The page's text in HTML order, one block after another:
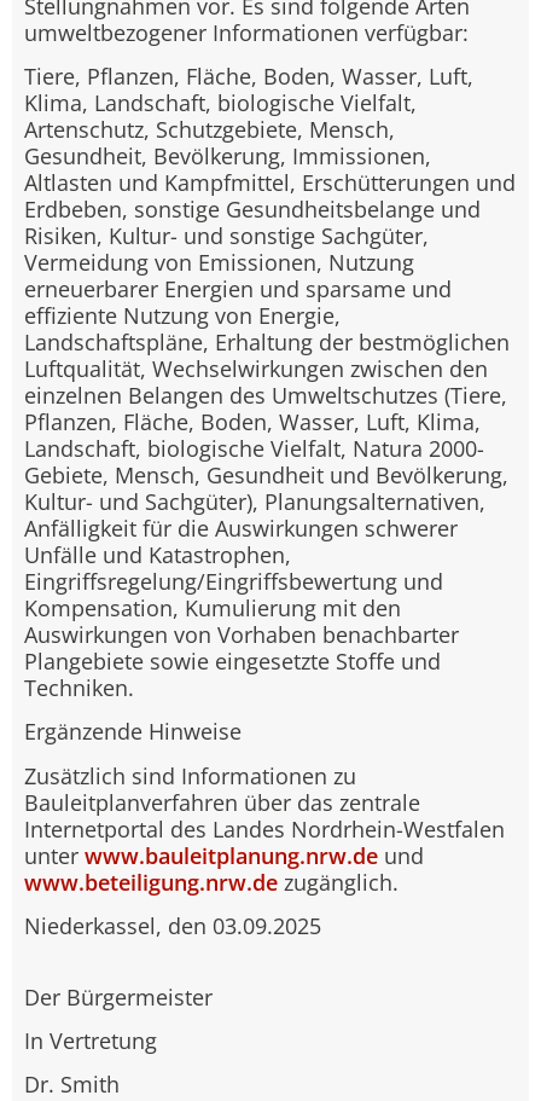
umweltbezogener Informationen verfügbar:
Tiere, Pflanzen, Fläche, Boden, Wasser, Luft,
Klima, Landschaft, biologische Vielfalt,
Artenschutz, Schutzgebiete, Mensch,
Gesundheit, Bevölkerung, Immissionen,
Altlasten und Kampfmittel, Erschütterungen und
Erdbeben, sonstige Gesundheitsbelange und
Risiken, Kultur- und sonstige Sachgüter,
Vermeidung von Emissionen, Nutzung
erneuerbarer Energien und sparsame und
effiziente Nutzung von Energie,
Landschaftspläne, Erhaltung der bestmöglichen
Luftqualität, Wechselwirkungen zwischen den
einzelnen Belangen des Umweltschutzes (Tiere,
Pflanzen, Fläche, Boden, Wasser, Luft, Klima,
Landschaft, biologische Vielfalt, Natura 2000-
Gebiete, Mensch, Gesundheit und Bevölkerung,
Kultur- und Sachgüter), Planungsalternativen,
Anfälligkeit für die Auswirkungen schwerer
Unfälle und Katastrophen,
Eingriffsregelung/Eingriffsbewertung und
Kompensation, Kumulierung mit den
Auswirkungen von Vorhaben benachbarter
Plangebiete sowie eingesetzte Stoffe und
Techniken.
Ergänzende Hinweise
Zusätzlich sind Informationen zu
Bauleitplanverfahren über das zentrale
Internetportal des Landes Nordrhein-Westfalen
unter www.bauleitplanung.nrw.de und
www.beteiligung.nrw.de zugänglich.
Niederkassel, den 03.09.2025
Der Bürgermeister
In Vertretung
Dr. Smith